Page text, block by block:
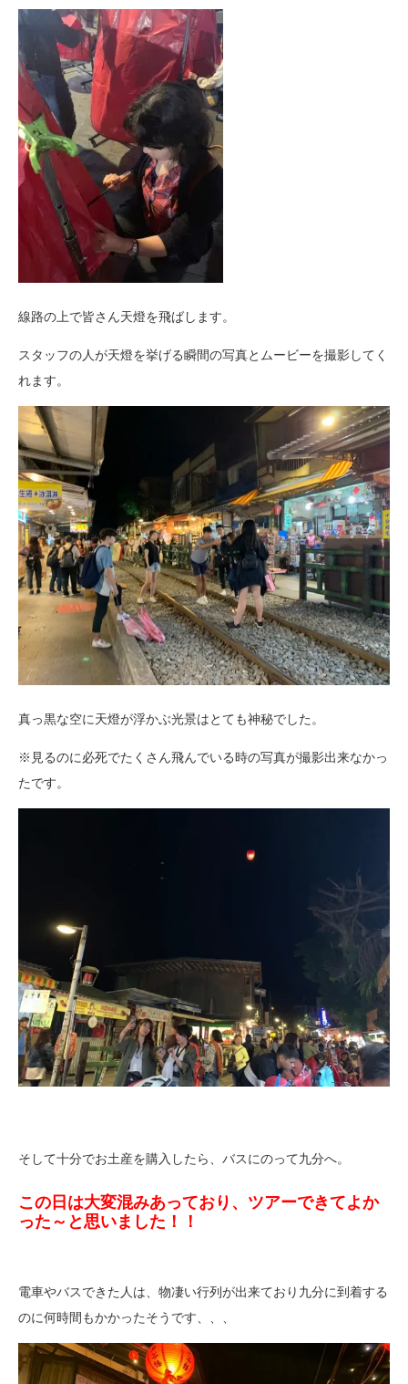
線路の上で皆さん天燈を飛ばします。
スタッフの人が天燈を挙げる瞬間の写真とムービーを撮影してく
れます。
真っ黒な空に天燈が浮かぶ光景はとても神秘でした。
※見るのに必死でたくさん飛んでいる時の写真が撮影出来なかっ
たです。
そして十分でお土産を購入したら、バスにのって九分へ。
この日は大変混みあっており、ツアーできてよか
った～と思いました！！
電車やバスできた人は、物凄い行列が出来ており九分に到着する
のに何時間もかかったそうです、、、